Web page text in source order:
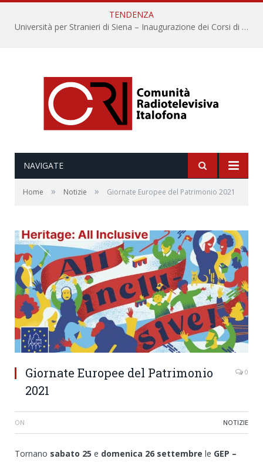
TENDENZA
Università per Stranieri di Siena – Inaugurazione dei Corsi di Lingua e Cultura Italiana, 109a annata
NAVIGATE
Home » Notizie » Giornate Europee del Patrimonio 2021
Giornate Europee del Patrimonio
2021
0
ON NOTIZIE
Tornano sabato 25 e domenica 26 settembre le GEP –